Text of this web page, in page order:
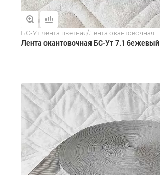
БС-Ут лента цветная/Лента окантовочная
Лента окантовочная БС-Ут 7.1 бежевый